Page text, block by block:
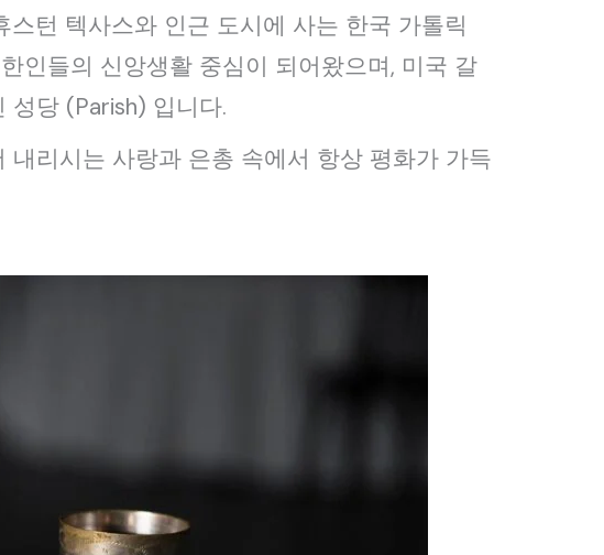
턴 텍사스와 인근 도시에 사는 한국 가톨릭
인들의 신앙생활 중심이 되어왔으며, 미국 갈
당 (Parish) 입니다.
리시는 사랑과 은총 속에서 항상 평화가 가득